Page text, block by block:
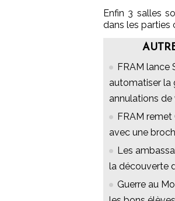
Enfin 3 salles
dans les parties
FRAM lance
automatiser la
annulations
FRAM remet
avec une
Les
la découverte
Guerre au